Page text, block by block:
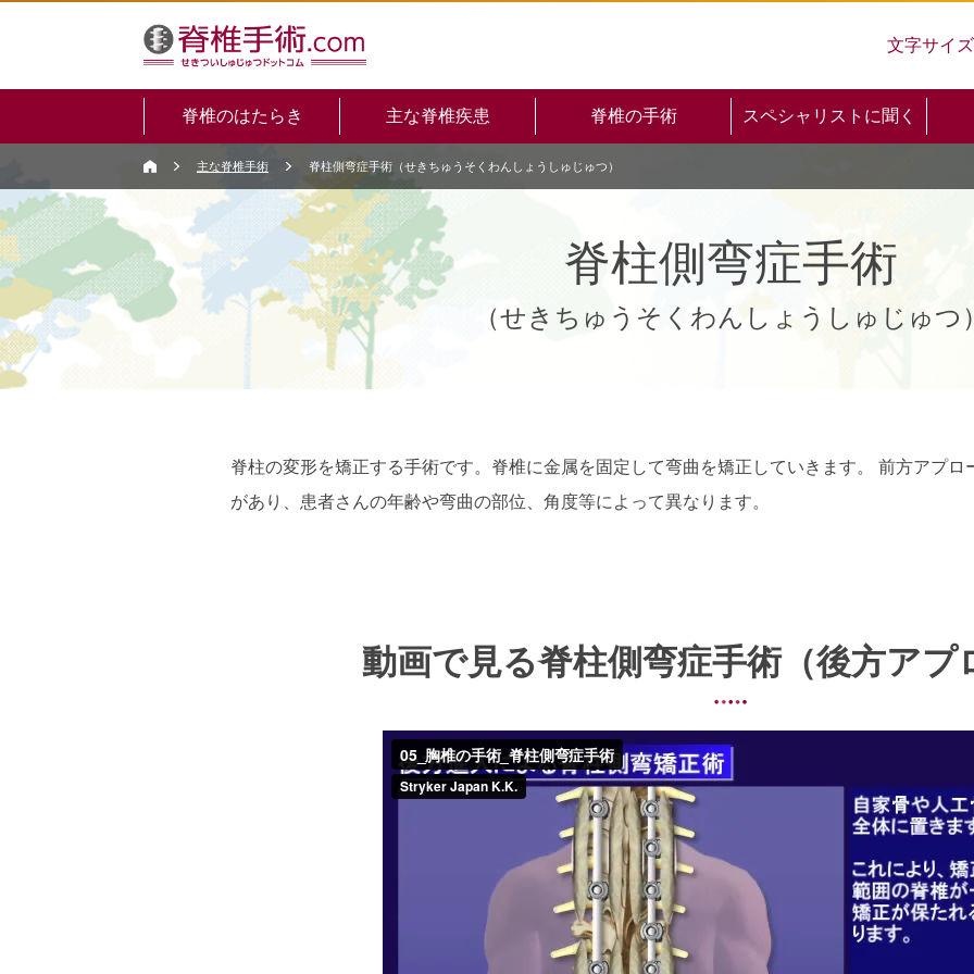
文字サイズ
脊椎のはたらき 主な脊椎疾患 脊椎の手術 スペシャリストに聞く
主な脊椎手術 脊柱側弯症手術（せきちゅうそくわんしょうしゅじゅつ）
脊柱側弯症手術
（せきちゅうそくわんしょうしゅじゅつ
脊柱の変形を矯正する手術です。脊椎に金属を固定して弯曲を矯正していきます。 前方アプ
があり、患者さんの年齢や弯曲の部位、角度等によって異なります。
動画で見る脊柱側弯症手術（後方アプ